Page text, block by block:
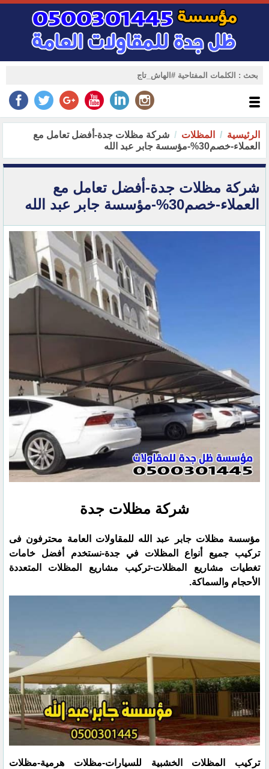
الرئيسية المظلات
شركة مظلات جدة-أفضل تعامل مع
العملاء-خصم30%-مؤسسة جابر عبد الله
شركة مظلات جدة-أفضل تعامل مع
العملاء-خصم30%-مؤسسة جابر عبد الله
شركة مظلات جدة
مؤسسة مظلات جابر عبد الله للمقاولات العامة محترفون فى
تركيب جميع أنواع المظلات في جدة-نستخدم أفضل خامات
تغطيات مشاريع المظلات-تركيب مشاريع المظلات المتعددة
الأحجام والسماكة.
تركيب المظلات الخشبية للسيارات-مظلات هرمية-مظلات